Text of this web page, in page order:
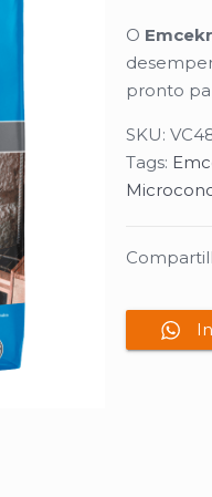
O
pronto
SKU:
Tags: